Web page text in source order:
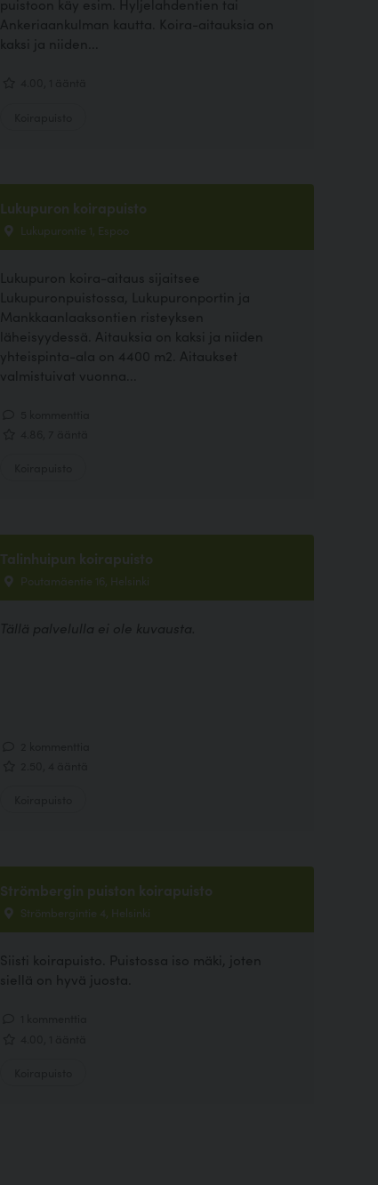
puistoon käy esim. Hyljelahdentien tai
Ankeriaankulman kautta. Koira-aitauksia on
kaksi ja niiden...
Lukupuron koirapuisto
Lukupurontie 1, Espoo
Lukupuron koira-aitaus sijaitsee
Lukupuronpuistossa, Lukupuronportin ja
Mankkaanlaaksontien risteyksen
läheisyydessä. Aitauksia on kaksi ja niiden
yhteispinta-ala on 4400 m2. Aitaukset
valmistuivat vuonna...
Talinhuipun koirapuisto
Poutamäentie 16, Helsinki
Tällä palvelulla ei ole kuvausta.
Strömbergin puiston koirapuisto
Strömbergintie 4, Helsinki
Siisti koirapuisto. Puistossa iso mäki, joten
siellä on hyvä juosta.